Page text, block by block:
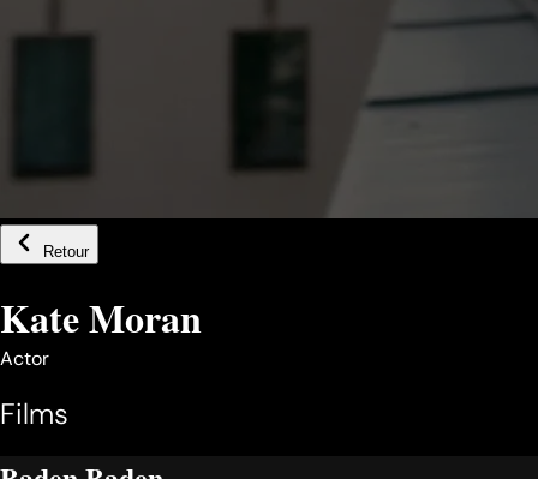
Retour
Kate Moran
Actor
Films